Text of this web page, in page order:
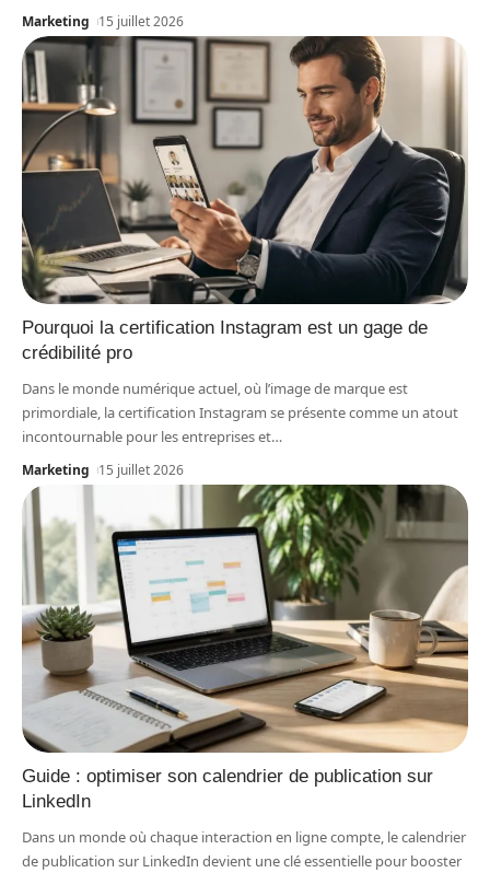
Marketing 15 juillet 2026
Pourquoi la certification Instagram est un gage de
crédibilité pro
Dans le monde numérique actuel, où l’image de marque est
primordiale, la certification Instagram se présente comme un atout
incontournable pour les entreprises et…
Marketing 15 juillet 2026
Guide : optimiser son calendrier de publication sur
LinkedIn
Dans un monde où chaque interaction en ligne compte, le calendrier
de publication sur LinkedIn devient une clé essentielle pour booster